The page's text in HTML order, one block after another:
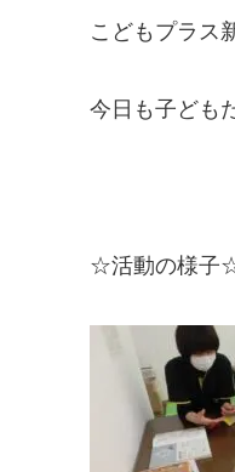
こどもプラス
今日も子ども
☆活動の様子